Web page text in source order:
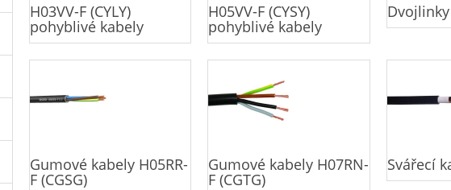
H03VV-F (CYLY)
pohyblivé kabely
H05VV-F (CYSY)
pohyblivé kabely
Dvojlinky
Gumové kabely H05RR-
F (CGSG)
Gumové kabely H07RN-
F (CGTG)
Svářecí